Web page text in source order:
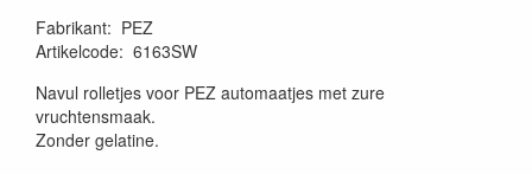
Fabrikant: PEZ
Artikelcode: 6163SW
Navul rolletjes voor PEZ automaatjes met zure
vruchtensmaak.
Zonder gelatine.